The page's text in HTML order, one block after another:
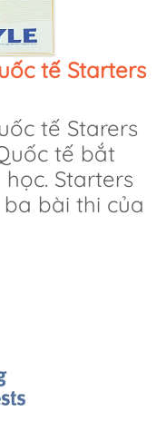
tế Starters
tế Starers
tế bắt
Starters
bài thi của